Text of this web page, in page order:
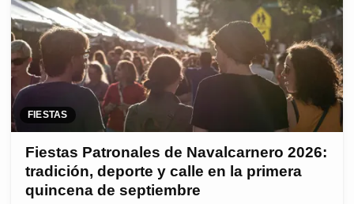
FIESTAS
Fiestas Patronales de Navalcarnero 2026:
tradición, deporte y calle en la primera
quincena de septiembre